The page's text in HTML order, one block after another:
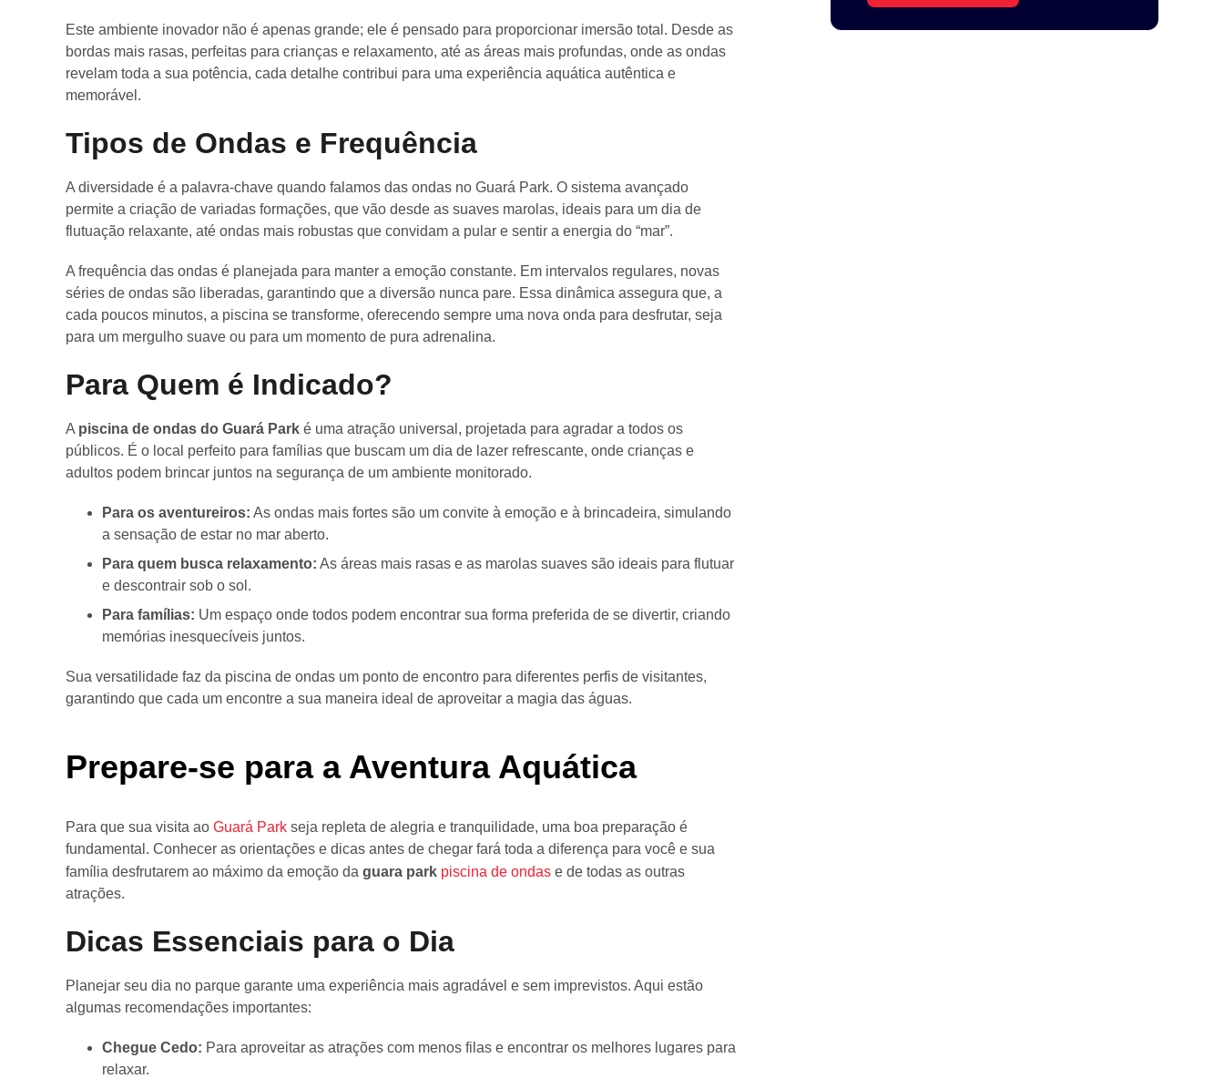
Este ambiente inovador não é apenas grande; ele é pensado para proporcionar imersão total. Desde as
bordas mais rasas, perfeitas para crianças e relaxamento, até as áreas mais profundas, onde as ondas
revelam toda a sua potência, cada detalhe contribui para uma experiência aquática autêntica e
memorável.
Tipos de Ondas e Frequência
A diversidade é a palavra-chave quando falamos das ondas no Guará Park. O sistema avançado
permite a criação de variadas formações, que vão desde as suaves marolas, ideais para um dia de
flutuação relaxante, até ondas mais robustas que convidam a pular e sentir a energia do “mar”.
A frequência das ondas é planejada para manter a emoção constante. Em intervalos regulares, novas
séries de ondas são liberadas, garantindo que a diversão nunca pare. Essa dinâmica assegura que, a
cada poucos minutos, a piscina se transforme, oferecendo sempre uma nova onda para desfrutar, seja
para um mergulho suave ou para um momento de pura adrenalina.
Para Quem é Indicado?
A piscina de ondas do Guará Park é uma atração universal, projetada para agradar a todos os
públicos. É o local perfeito para famílias que buscam um dia de lazer refrescante, onde crianças e
adultos podem brincar juntos na segurança de um ambiente monitorado.
Para os aventureiros: As ondas mais fortes são um convite à emoção e à brincadeira, simulando
a sensação de estar no mar aberto.
Para quem busca relaxamento: As áreas mais rasas e as marolas suaves são ideais para flutuar
e descontrair sob o sol.
Para famílias: Um espaço onde todos podem encontrar sua forma preferida de se divertir, criando
memórias inesquecíveis juntos.
Sua versatilidade faz da piscina de ondas um ponto de encontro para diferentes perfis de visitantes,
garantindo que cada um encontre a sua maneira ideal de aproveitar a magia das águas.
Prepare-se para a Aventura Aquática
Para que sua visita ao Guará Park seja repleta de alegria e tranquilidade, uma boa preparação é
fundamental. Conhecer as orientações e dicas antes de chegar fará toda a diferença para você e sua
família desfrutarem ao máximo da emoção da guara park piscina de ondas e de todas as outras
atrações.
Dicas Essenciais para o Dia
Planejar seu dia no parque garante uma experiência mais agradável e sem imprevistos. Aqui estão
algumas recomendações importantes:
Chegue Cedo: Para aproveitar as atrações com menos filas e encontrar os melhores lugares para
relaxar.